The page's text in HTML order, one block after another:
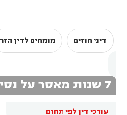
דיני חוזים מומחים לדין הזר
7 שנות מאסר על נסיון לשוד של קשישה בת 79
עורכי דין לפי תחום